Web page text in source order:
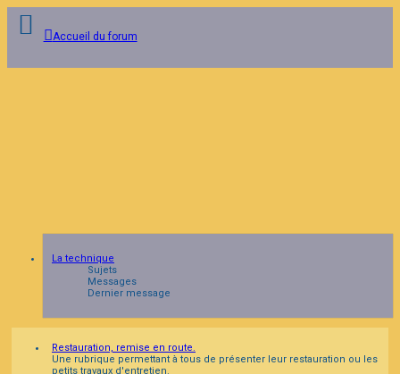
Accueil du forum
La technique
Sujets
Messages
Dernier message
Restauration, remise en route.
Une rubrique permettant à tous de présenter leur restauration ou les
petits travaux d'entretien.